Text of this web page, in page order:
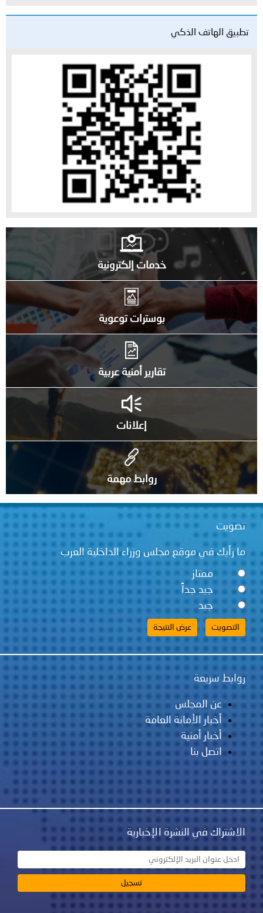
تطبيق الهاتف الذكي
خدمات إلكترونية
بوسترات توعوية
تقارير أمنية عربية
إعلانات
روابط مهمة
تصويت
ما رأيك في موقع مجلس وزراء الداخلية العرب
ممتاز
جيد جداً
جيد
روابط سريعة
عن المجلس
أخبار الأمانة العامة
أخبار أمنية
اتصل بنا
الاشتراك في النشرة الإخبارية